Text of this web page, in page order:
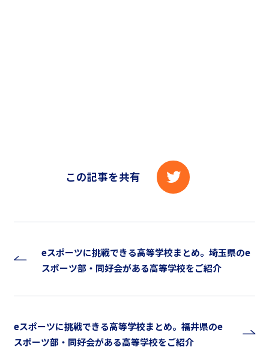
この記事を共有
eスポーツに挑戦できる高等学校まとめ。埼玉県のe
スポーツ部・同好会がある高等学校をご紹介
eスポーツに挑戦できる高等学校まとめ。福井県のe
スポーツ部・同好会がある高等学校をご紹介